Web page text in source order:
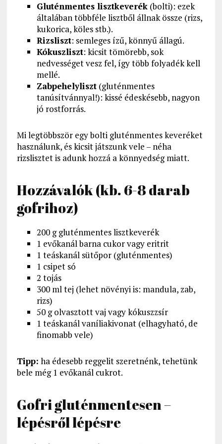
Gluténmentes lisztkeverék(bolti): ezek
általában többféle lisztből állnak össze (rizs,
kukorica, köles stb.).
Rizsliszt: semleges ízű, könnyű állagú.
Kókuszliszt: kicsit tömörebb, sok
nedvességet vesz fel, így több folyadék kell
mellé.
Zabpehelyliszt(gluténmentes
tanúsítvánnyal!): kissé édeskésebb, nagyon
jó rostforrás.
Mi legtöbbször egy bolti gluténmentes keveréket
használunk, és kicsit játszunk vele – néha
rizslisztet is adunk hozzá a könnyedség miatt.
Hozzávalók (kb. 6-8 darab
gofrihoz)
200 g gluténmentes lisztkeverék
1 evőkanál barna cukor vagy eritrit
1 teáskanál sütőpor (gluténmentes)
1 csipet só
2 tojás
300 ml tej (lehet növényi is: mandula, zab,
rizs)
50 g olvasztott vaj vagy kókuszzsír
1 teáskanál vaníliakivonat (elhagyható, de
finomabb vele)
Tipp: ha édesebb reggelit szeretnénk, tehetünk
bele még 1 evőkanál cukrot.
Gofri gluténmentesen –
lépésről lépésre